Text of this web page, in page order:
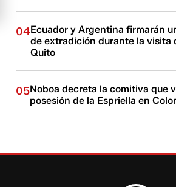
04Ecuador y Argentina firmarán
de extradición durante la visita
Quito
05Noboa decreta la comitiva que
posesión de la Espriella en